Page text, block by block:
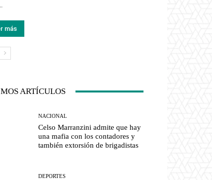
más
ARTÍCULOS
NACIONAL
Celso Marranzini admite que hay
una mafia con los contadores y
también extorsión de brigadistas
DEPORTES